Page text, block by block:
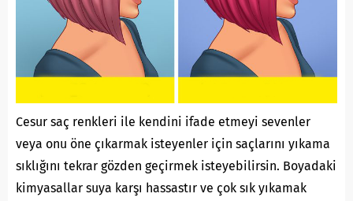
Cesur saç renkleri ile kendini ifade etmeyi sevenler
veya onu öne çıkarmak isteyenler için saçlarını yıkama
sıklığını tekrar gözden geçirmek isteyebilirsin. Boyadaki
kimyasallar suya karşı hassastır ve çok sık yıkamak